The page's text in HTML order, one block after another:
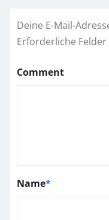
Deine E-Mail-
Erforderliche
Comment
Name*